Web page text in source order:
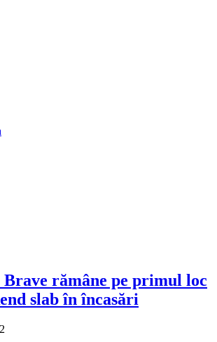
rămâne pe primul loc
slab în încasări